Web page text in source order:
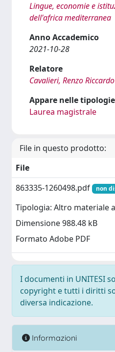
Lingue, economie e
dell'africa mediterranea
Anno Accademico
2021-10-28
Relatore
Cavalieri, Renzo Riccardo
Appare nelle
Laurea magistrale
File in questo prodotto:
File
863335-1260498.pdf
non
Tipologia: Altro materiale
Dimensione 988.48 kB
Formato Adobe PDF
I documenti in UNITESI
copyright e tutti i diritti
diversa indicazione.
Informazioni